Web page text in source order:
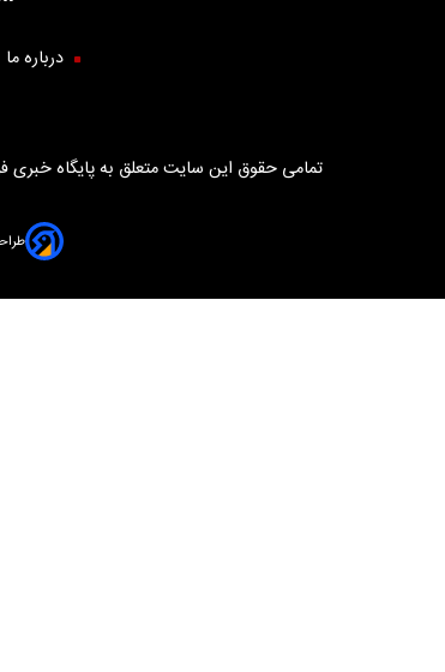
درباره ما
تمامی حقوق این سایت متعلق به پایگاه خبری